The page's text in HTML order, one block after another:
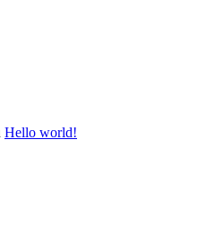
Hello world!